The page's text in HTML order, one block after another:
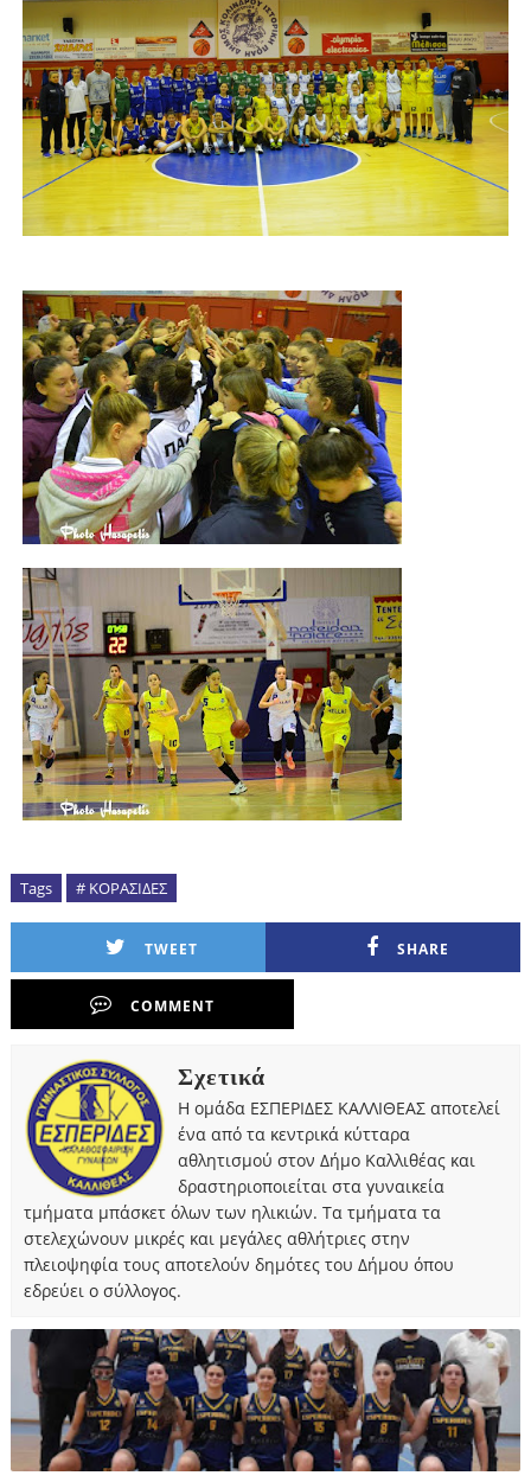
Tags # ΚΟΡΑΣΙΔΕΣ
TWEET SHARE
COMMENT
Σχετικά
Η ομάδα ΕΣΠΕΡΙΔΕΣ ΚΑΛΛΙΘΕΑΣ αποτελεί
ένα από τα κεντρικά κύτταρα
αθλητισμού στον Δήμο Καλλιθέας και
δραστηριοποιείται στα γυναικεία
τμήματα μπάσκετ όλων των ηλικιών. Τα τμήματα τα
στελεχώνουν μικρές και μεγάλες αθλήτριες στην
πλειοψηφία τους αποτελούν δημότες του Δήμου όπου
εδρεύει ο σύλλογος.